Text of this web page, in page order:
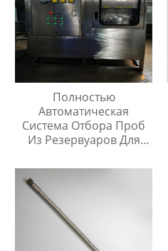
Полностью
Автоматическая
Система Отбора Проб
Из Резервуаров Для
Любой Высоте